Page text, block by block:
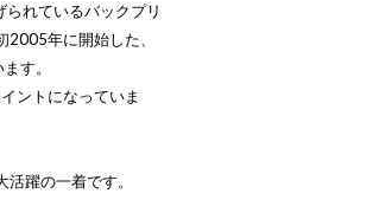
れているバックプリ
年に開始した、
す。
ントになっていま
躍の一着です。